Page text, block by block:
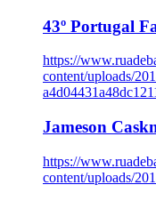
43º Portugal
https://
content/uploads/
Jameson
https://
content/uploads/